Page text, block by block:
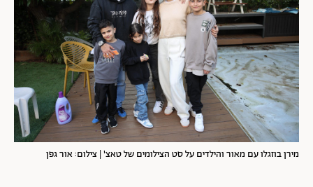
מירן בוזגלו עם מאור והילדים על סט הצילומים של טאצ' | צילום: אור גפן